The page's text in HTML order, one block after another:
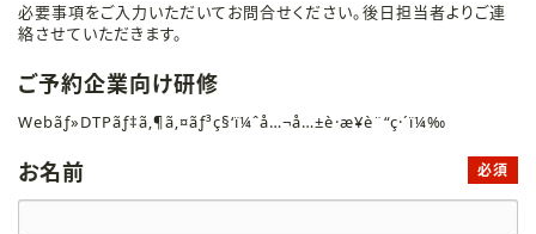
必要事項をご入力いただいてお問合せください。後日担当者よりご連
絡させていただきます。
ご予約企業向け研修
Webãƒ»DTPãƒ‡ã‚¶ã‚¤ãƒ³ç§‘ï¼ˆå…¬å…±è·æ¥­è¨“ç·´ï¼‰
お名前 必須